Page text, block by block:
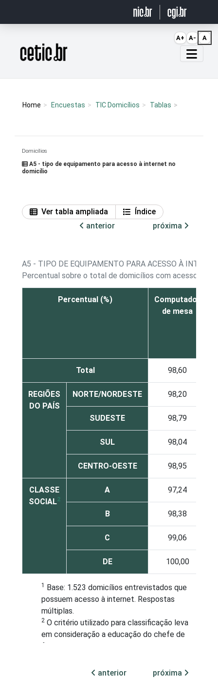
Página inicial
Home Encuestas TIC Domicílios Tablas
Domicílios
A5 - tipo de equipamento para acesso à internet no
domicílio
Ver tabla ampliada
Índice
anterior
próxima
A5 - TIPO DE EQUIPAMENTO PARA ACESSO À
Percentual sobre o total de domicílios com acesso à
Percentual (%)
Computador
de mesa
Total 98,60
REGIÕES
DO PAÍS
NORTE/NORDESTE 98,20
SUDESTE 98,79
SUL 98,04
CENTRO-OESTE 98,95
CLASSE
SOCIAL2
A 97,24
B 98,38
C 99,06
DE 100,00
1 Base: 1.523 domicílios entrevistados que
possuem acesso à internet. Respostas
múltiplas.
2 O critério utilizado para classificação leva
em consideração a educação do chefe de
família e a posse de uma serie de utensílios
de pontuação. A soma dos pontos alcançada
anterior próxima
A+ A- A